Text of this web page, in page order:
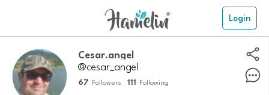
Login
cesar.angel
@cesar_angel
67 Followers 111 Following